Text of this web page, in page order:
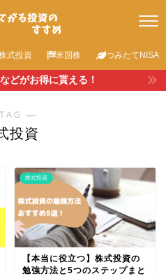
式投資 米国株 つみたてNISA
どがお得に貰える！
―
投資
株式投資
【本当に役立つ】株式投資の
勉強方法と5つのステップまと